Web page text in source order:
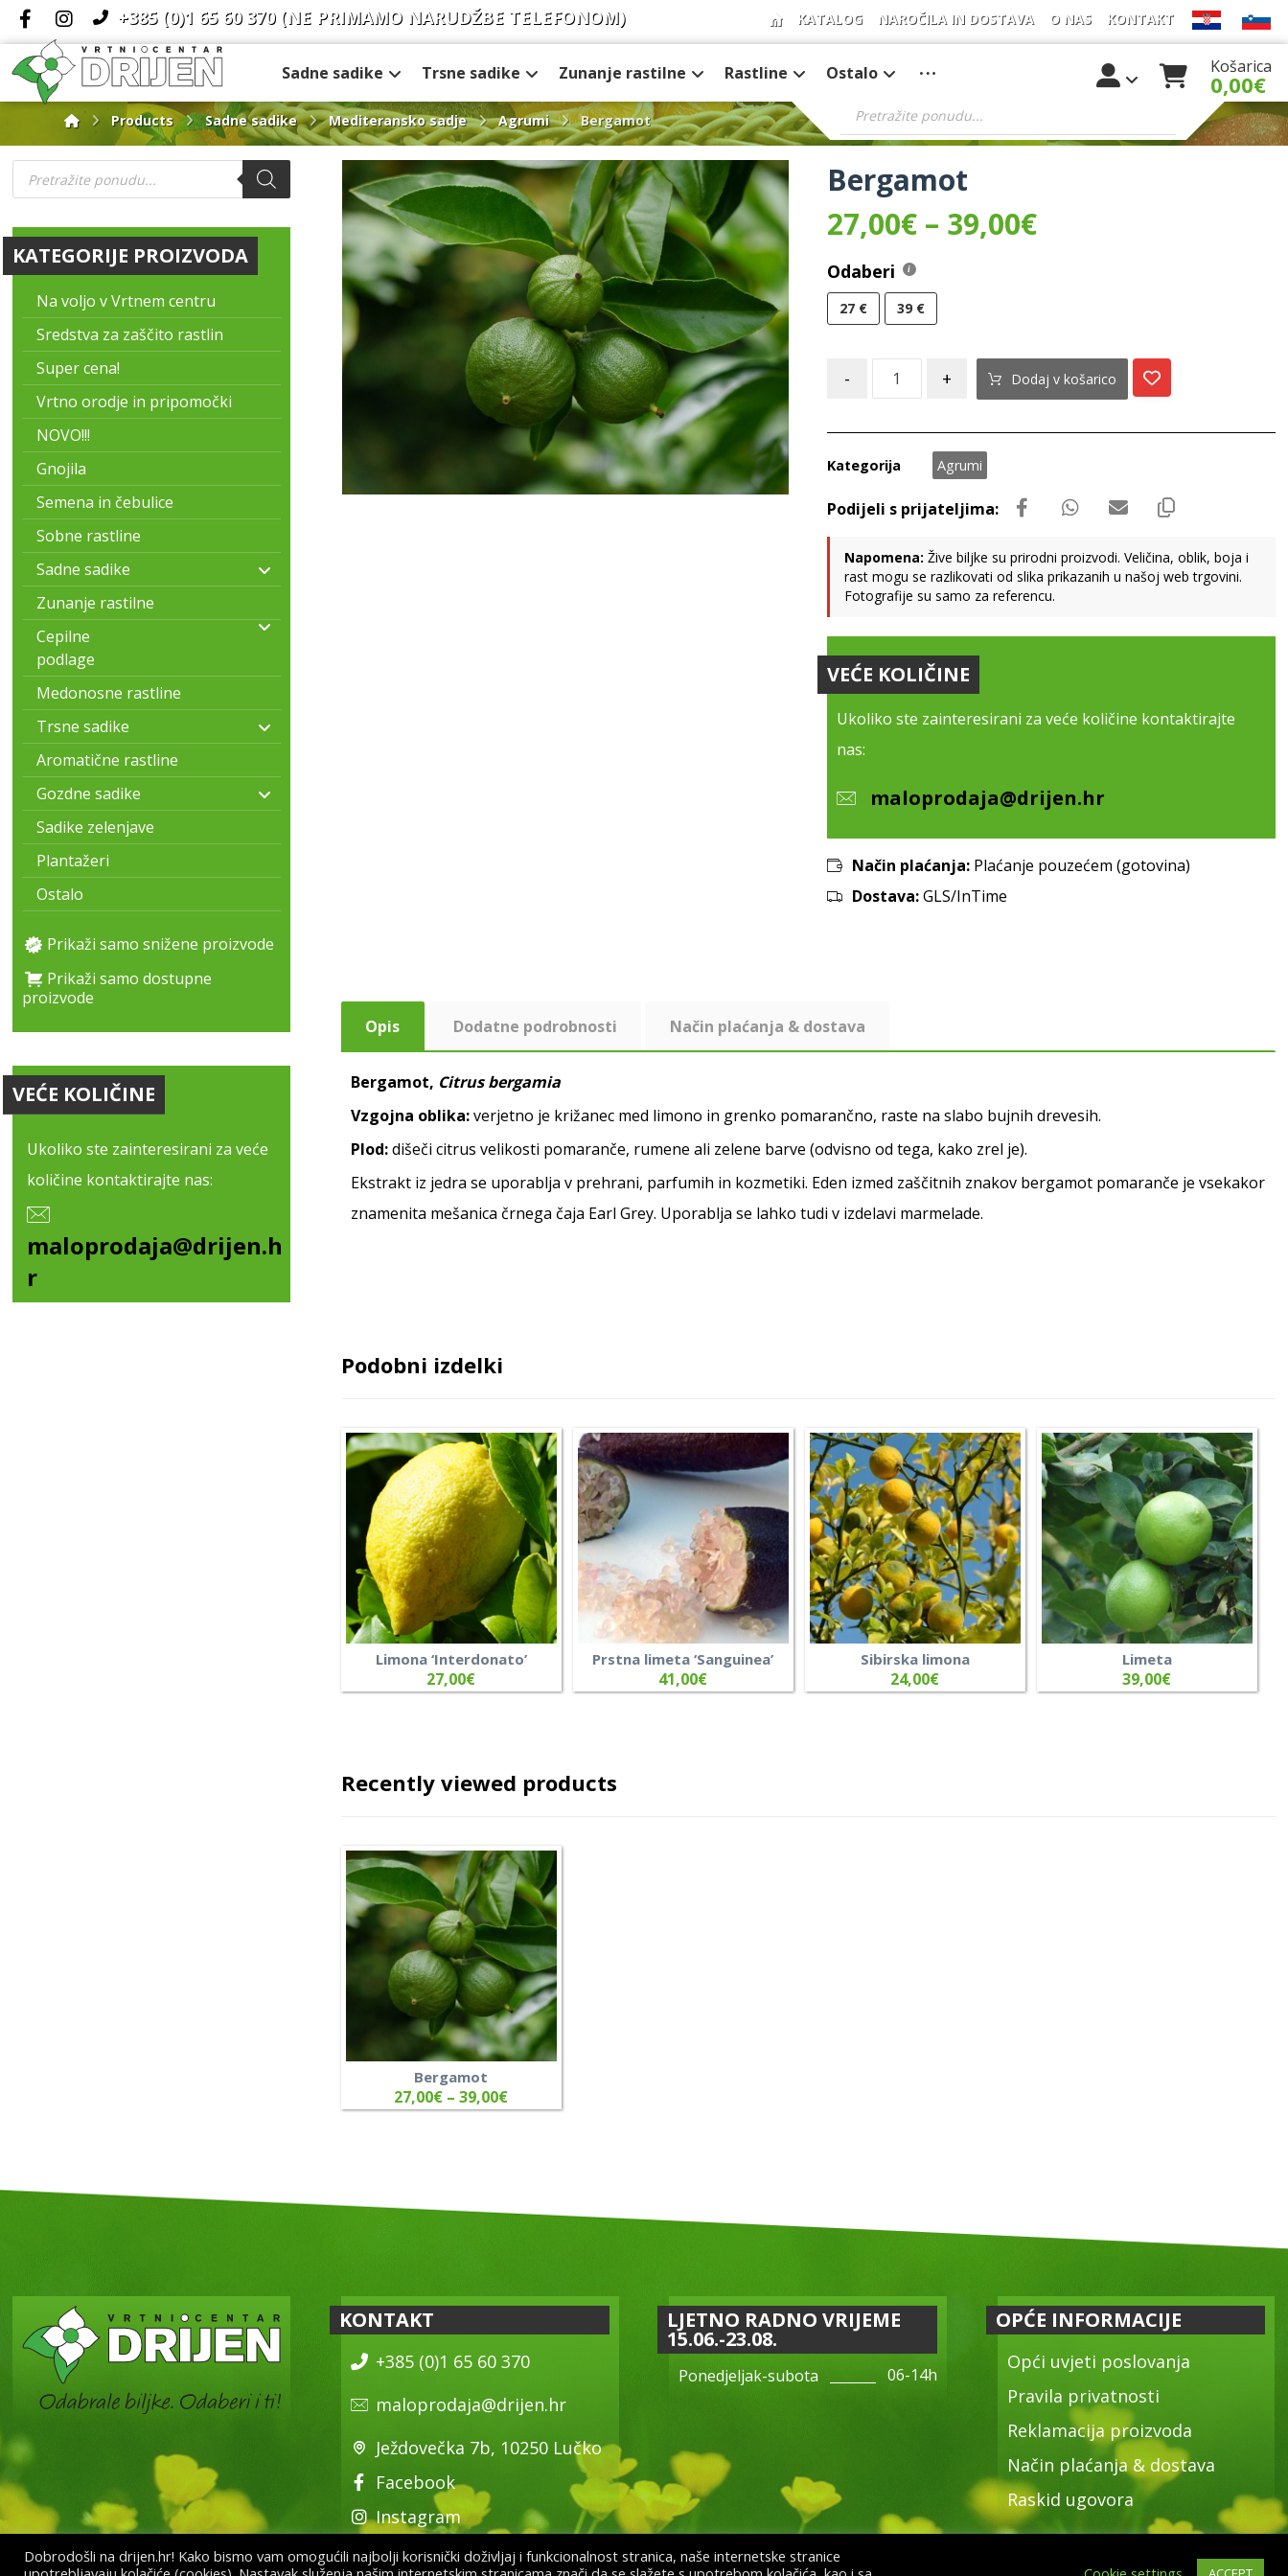
+385 (0)1 65 60 370 (NE PRIMAMO NARUDŽBE TELEFONOM) KATALOG NAROČILA IN DOSTAVA O NAS KONTAKT
Sadne sadike Trsne sadike Zunanje rastilne Rastline Ostalo Košarica
0,00€
Products Sadne sadike Mediteransko sadje Agrumi Bergamot
Bergamot
27,00€– 39,00€
Odaberi
27 € 39 €
- + Dodaj v košarico
Kategorija Agrumi
Napomena: Žive biljke su prirodni proizvodi. Veličina, oblik, boja i
rast mogu se razlikovati od slika prikazanih u našoj web trgovini.
Fotografije su samo za referencu.
VEĆE KOLIČINE
Ukoliko ste zainteresirani za veće količine kontaktirajte
nas:
maloprodaja@drijen.hr
Način plaćanja:Plaćanje pouzećem (gotovina)
Dostava:GLS/InTime
Opis Dodatne podrobnosti Način plaćanja & dostava
Bergamot, Citrus bergamia
Vzgojna oblika:verjetno je križanec med limono in grenko pomarančno, raste na slabo bujnih drevesih.
Plod:dišeči citrus velikosti pomaranče, rumene ali zelene barve (odvisno od tega, kako zrel je).
Ekstrakt iz jedra se uporablja v prehrani, parfumih in kozmetiki. Eden izmed zaščitnih znakov bergamot pomaranče je vsekakor
znamenita mešanica črnega čaja Earl Grey. Uporablja se lahko tudi v izdelavi marmelade.
Podobni izdelki
Limona ‘Interdonato’
27,00€
Prstna limeta ‘Sanguinea’
41,00€
Sibirska limona
24,00€
Limeta
39,00€
Recently viewed products
Bergamot
27,00€ –39,00€
KATEGORIJE PROIZVODA
Na voljo v Vrtnem centru
Sredstva za zaščito rastlin
Super cena!
Vrtno orodje in pripomočki
NOVO!!!
Gnojila
Semena in čebulice
Sobne rastline
Sadne sadike
Zunanje rastilne
Cepilne
podlage
Medonosne rastline
Trsne sadike
Aromatične rastline
Gozdne sadike
Sadike zelenjave
Plantažeri
Ostalo
Prikaži samo snižene proizvode
Prikaži samo dostupne
proizvode
VEĆE KOLIČINE
Ukoliko ste zainteresirani za veće
količine kontaktirajte nas:
maloprodaja@drijen.h
r
KONTAKT
+385 (0)1 65 60 370
maloprodaja@drijen.hr
Ježdovečka 7b, 10250 Lučko
Facebook
Instagram
LJETNO RADNO VRIJEME
15.06.-23.08.
Ponedjeljak-subota 06-14h
OPĆE INFORMACIJE
Opći uvjeti poslovanja
Pravila privatnosti
Reklamacija proizvoda
Način plaćanja & dostava
Raskid ugovora
Dobrodošli na drijen.hr! Kako bismo vam omogućili najbolji korisnički doživljaj i funkcionalnost stranica, naše internetske stranice